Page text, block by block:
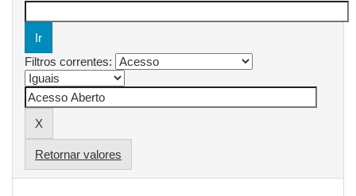
Filtros correntes:
Retornar valores